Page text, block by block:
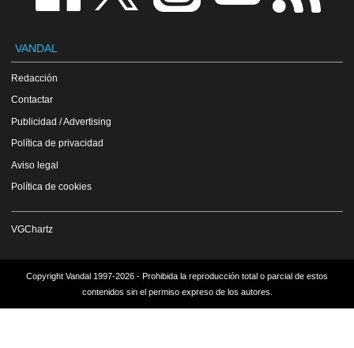
VANDAL
Redacción
Contactar
Publicidad / Advertising
Política de privacidad
Aviso legal
Política de cookies
VGChartz
Copyright Vandal 1997-2026 - Prohibida la reproducción total o parcial de estos
contenidos sin el permiso expreso de los autores.